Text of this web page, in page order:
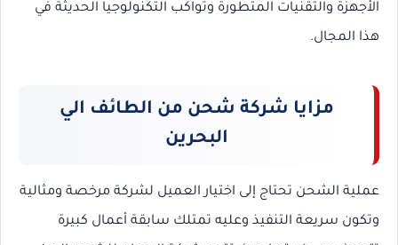
الأجهزة والتقنيات المتطورة وتواكب التكنولوجيا الحديثة في
هذا المجال.
مزايا شركة شحن من الطائف الي
البحرين
عملية الشحن تحتاج إلى اختيار العميل لشركة مرخصة ومثالية
وتكون سريعة التنفيذ وعليه تمتلك سابقة أعمال كبيرة